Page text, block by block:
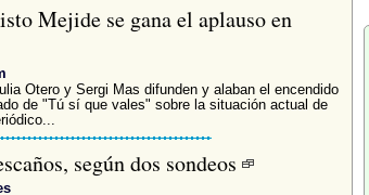
Mejide se gana el aplauso en
Otero y Sergi Mas difunden y alaban el encendido
de "Tú sí que vales" sobre la situación actual de
según dos sondeos